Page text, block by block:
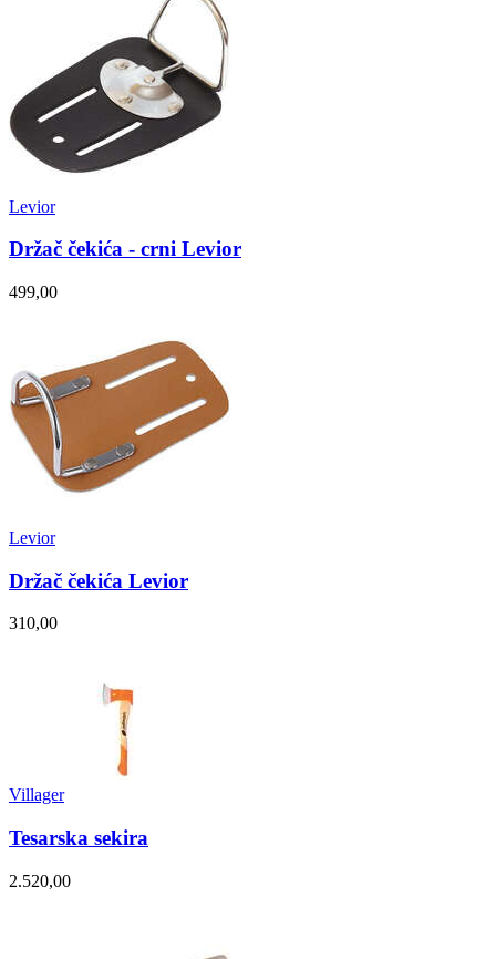
Levior
Držač čekića - crni Levior
499,00
Levior
Držač čekića Levior
310,00
Villager
Tesarska sekira
2.520,00